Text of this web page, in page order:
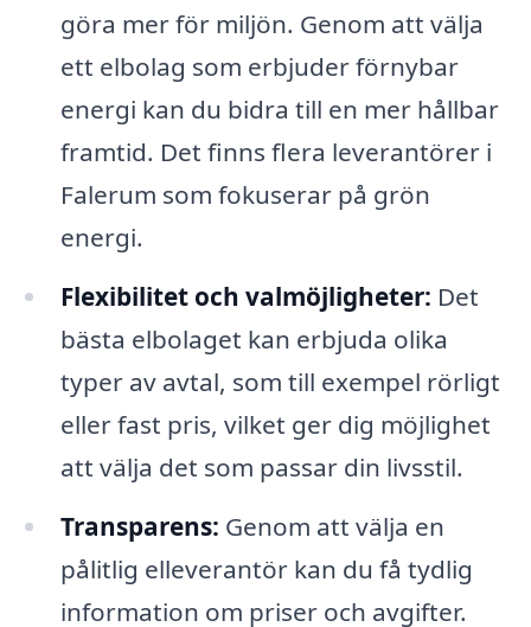
göra mer för miljön. Genom att välja
ett elbolag som erbjuder förnybar
energi kan du bidra till en mer hållbar
framtid. Det finns flera leverantörer i
Falerum som fokuserar på grön
energi.
Flexibilitet och valmöjligheter: Det
bästa elbolaget kan erbjuda olika
typer av avtal, som till exempel rörligt
eller fast pris, vilket ger dig möjlighet
att välja det som passar din livsstil.
Transparens: Genom att välja en
pålitlig elleverantör kan du få tydlig
information om priser och avgifter.